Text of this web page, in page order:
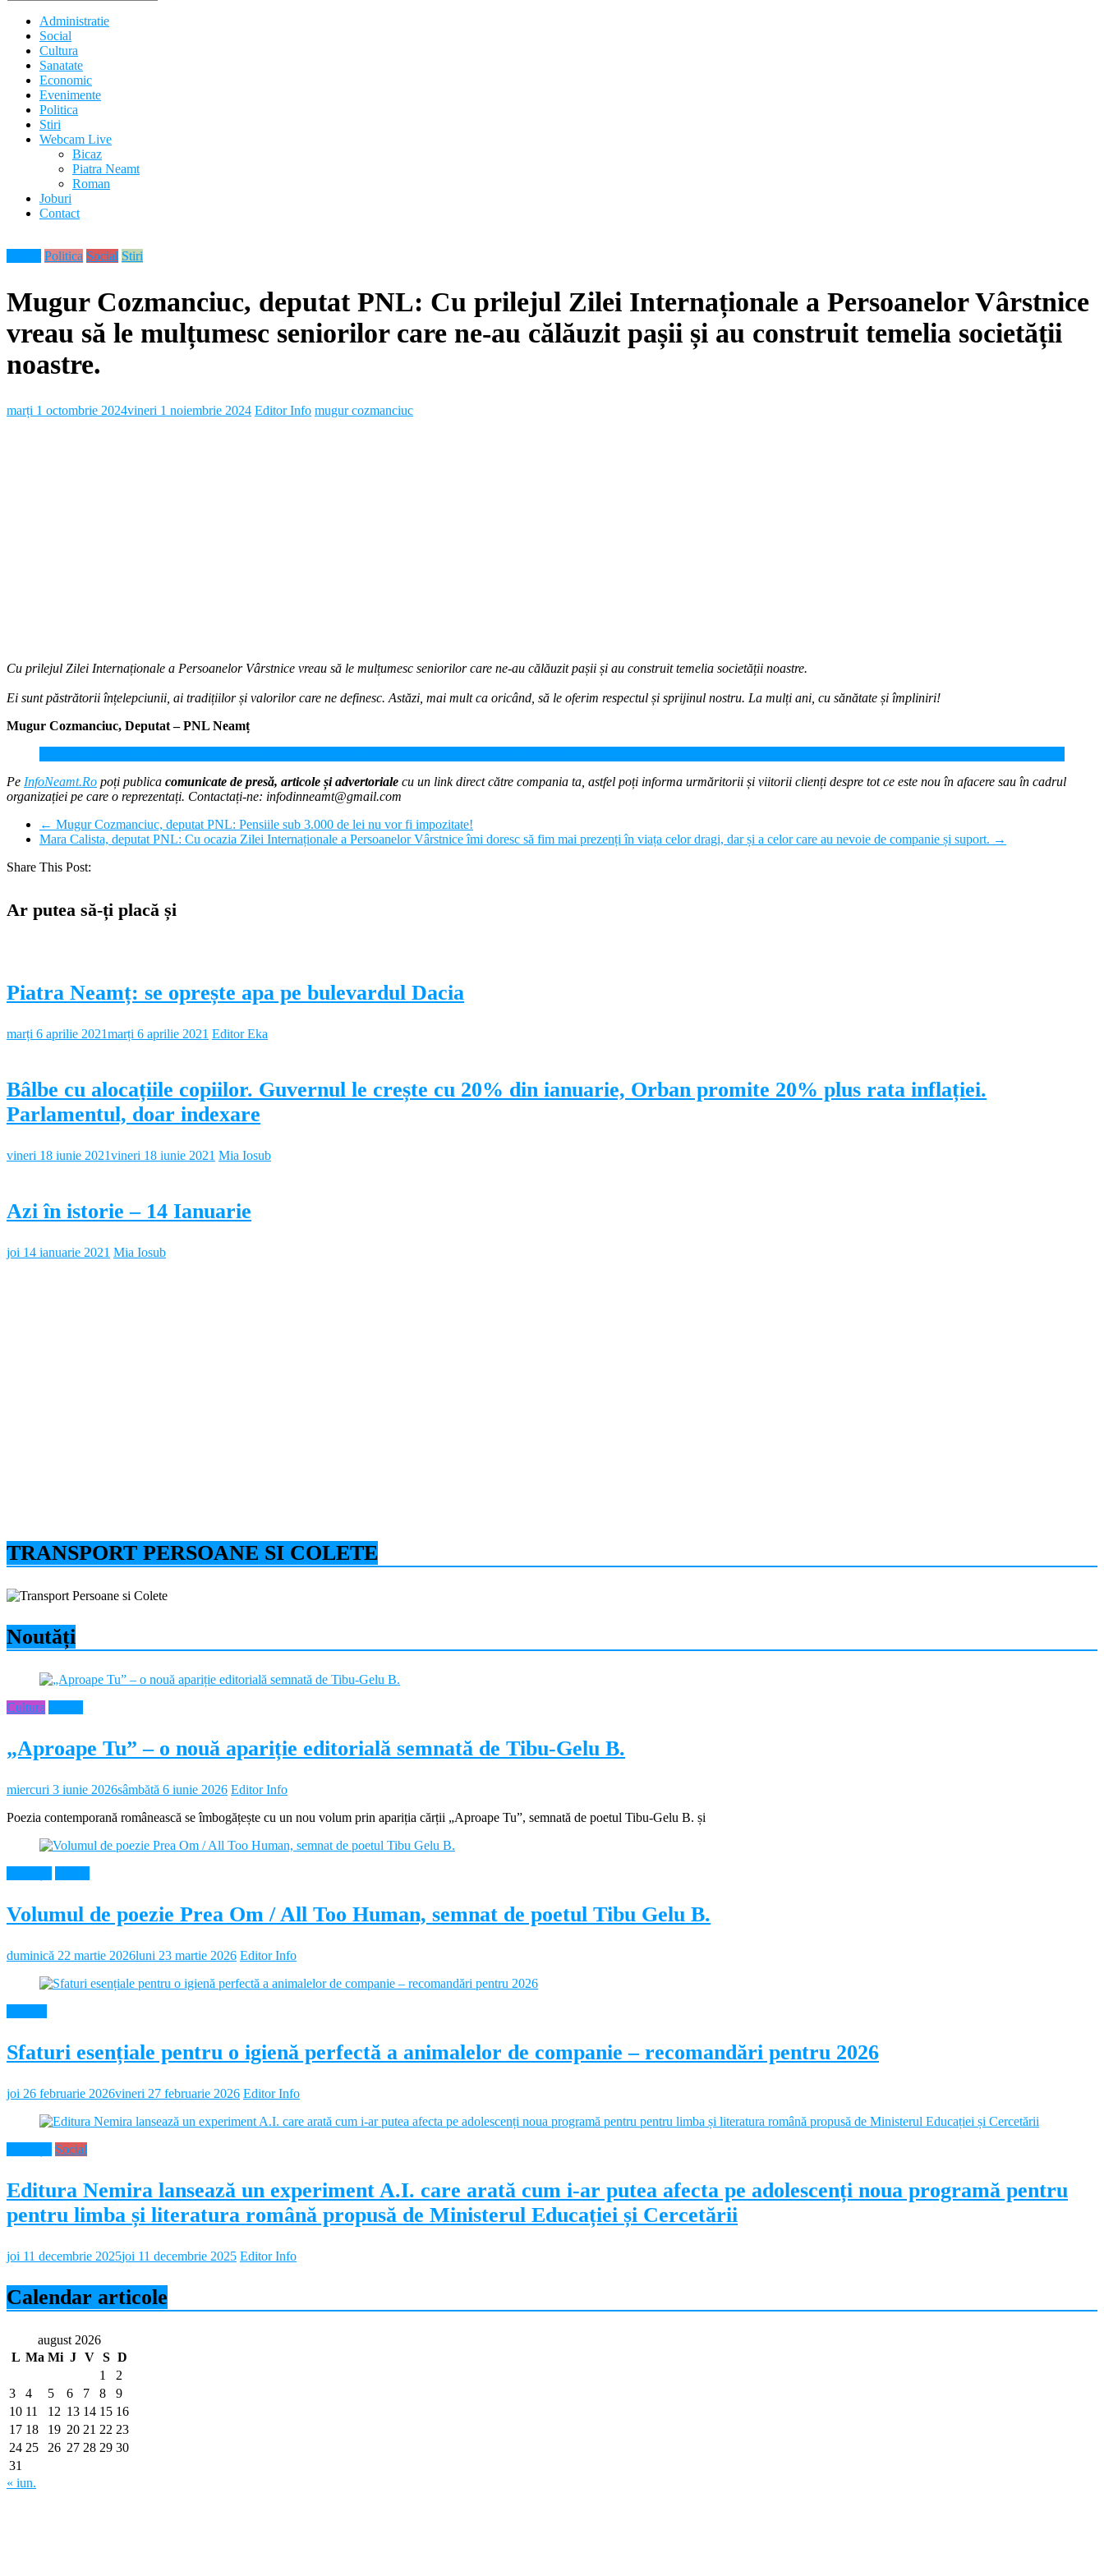
Administratie
Social
Cultura
Sanatate
Economic
Evenimente
Politica
Stiri
Webcam Live
Bicaz
Piatra Neamt
Roman
Joburi
Contact
Politica Social Stiri
Mugur Cozmanciuc, deputat PNL: Cu prilejul Zilei Internaționale a Persoanelor Vârstnice
vreau să le mulțumesc seniorilor care ne-au călăuzit pașii și au construit temelia societății
noastre.
marți 1 octombrie 2024vineri 1 noiembrie 2024 Editor Info mugur cozmanciuc
Cu prilejul Zilei Internaționale a Persoanelor Vârstnice vreau să le mulțumesc seniorilor care ne-au călăuzit pașii și au construit temelia societății noastre.
Ei sunt păstrătorii înțelepciunii, ai tradițiilor și valorilor care ne definesc. Astăzi, mai mult ca oricând, să le oferim respectul și sprijinul nostru. La mulți ani, cu sănătate și împliniri!
Mugur Cozmanciuc, Deputat – PNL Neamț
Pe InfoNeamt.Ro poți publica comunicate de presă, articole și advertoriale cu un link direct către compania ta, astfel poți informa urmăritorii și viitorii clienți despre tot ce este nou în afacere sau în cadrul
organizației pe care o reprezentați. Contactați-ne: infodinneamt@gmail.com
← Mugur Cozmanciuc, deputat PNL: Pensiile sub 3.000 de lei nu vor fi impozitate!
Mara Calista, deputat PNL: Cu ocazia Zilei Internaționale a Persoanelor Vârstnice îmi doresc să fim mai prezenți în viața celor dragi, dar și a celor care au nevoie de companie și suport. →
Share This Post:
Ar putea să-ți placă și
Piatra Neamț: se oprește apa pe bulevardul Dacia
marți 6 aprilie 2021marți 6 aprilie 2021 Editor Eka
Bâlbe cu alocațiile copiilor. Guvernul le crește cu 20% din ianuarie, Orban promite 20% plus rata inflației.
Parlamentul, doar indexare
vineri 18 iunie 2021vineri 18 iunie 2021 Mia Iosub
Azi în istorie – 14 Ianuarie
joi 14 ianuarie 2021 Mia Iosub
TRANSPORT PERSOANE SI COLETE
Noutăți
Cultura
„Aproape Tu” – o nouă apariție editorială semnată de Tibu-Gelu B.
miercuri 3 iunie 2026sâmbătă 6 iunie 2026 Editor Info
Poezia contemporană românească se îmbogățește cu un nou volum prin apariția cărții „Aproape Tu”, semnată de poetul Tibu-Gelu B. și
Volumul de poezie Prea Om / All Too Human, semnat de poetul Tibu Gelu B.
duminică 22 martie 2026luni 23 martie 2026 Editor Info
Sfaturi esențiale pentru o igienă perfectă a animalelor de companie – recomandări pentru 2026
joi 26 februarie 2026vineri 27 februarie 2026 Editor Info
Social
Editura Nemira lansează un experiment A.I. care arată cum i-ar putea afecta pe adolescenți noua programă pentru
pentru limba și literatura română propusă de Ministerul Educației și Cercetării
joi 11 decembrie 2025joi 11 decembrie 2025 Editor Info
Calendar articole
august 2026
L Ma Mi J V S D
1
2
3
4 5 6 7 8
9
10 11 12 13 14 15 16
17 18 19 20 21 22 23
24 25 26 27 28 29 30
31
« iun.